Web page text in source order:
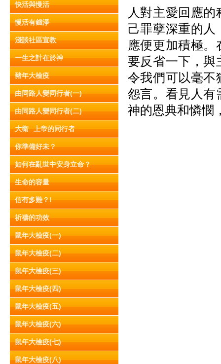
快活與慢活
慢活有錢淨
淺談社區宣教
一生之計在於神
豬年大檢疫
由同路人變同行者(一)
由同路人變同行者(二)
大衛─上帝的同行者
你準備好未？
如何在亂世中安身立命？
生命的容量
信有多難？!
祈禱的功效
鼠年大檢疫(一)
鼠年大檢疫(二)
鼠年大檢疫(三)
鼠年大檢疫(四)
鼠年大檢疫(五)
鼠年大檢疫(六)
鼠年大檢疫(七)
鼠年大檢疫(八)
人對主愛回應
己罪孽深重的人
應便更加積極
要反省一下，與
令我們可以毫不
怨言。看見人有
神的恩典和憐憫